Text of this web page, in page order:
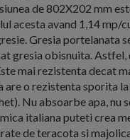
de 802X202 mm
acesta avand 1,14
Gresia portelanata
gresia obisnuita.
mai rezistenta decat
are o rezistenta sporita
Nu absoarbe apa, nu
italiana puteti crea
de teracota si